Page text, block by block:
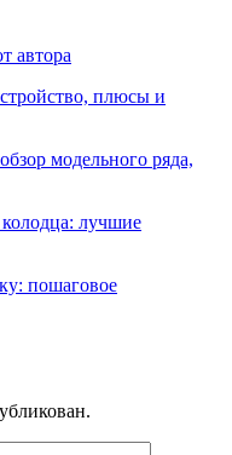
автора
плюсы и
модельного ряда,
колодца: лучшие
пошаговое